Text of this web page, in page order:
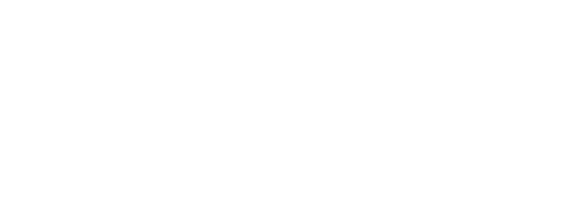
。ガソリ
タンドや整備工場の既存インフラを活用する